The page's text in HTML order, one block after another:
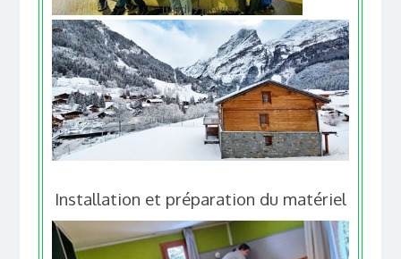
lundi 9 janvier
Installation et préparation du matériel